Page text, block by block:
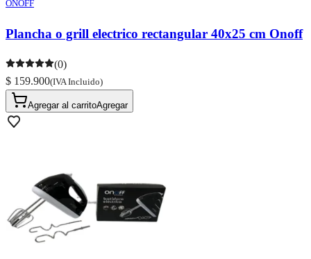
ONOFF
Plancha o grill electrico rectangular 40x25 cm Onoff
(0)
$ 159.900(IVA Incluido)
Agregar al carritoAgregar